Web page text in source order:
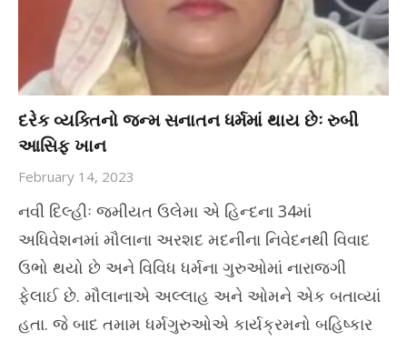
દરેક વ્યક્તિનો જન્મ સનાતન ધર્મમાં થાય છેઃ રુબી
આસિફ ખાન
February 14, 2023
નવી દિલ્હીઃ જમીયત ઉલેમા એ હિન્દના 34માં
અધિવેશનમાં મૌલાના અરશદ મદનીના નિવેદનથી વિવાદ
ઉભો થયો છે અને વિવિધ ધર્મના ગુરુઓમાં નારાજગી
ફેલાઈ છે. મૌલાનાએ અલ્લાહ અને ઓમને એક બતાવ્યાં
હતા. જે બાદ તમામ ધર્મગુરુઓએ કાર્યક્રમનો બહિષ્કાર